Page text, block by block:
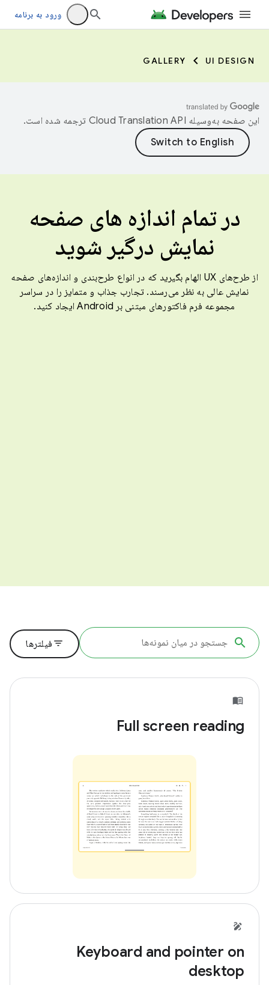
ورود به برنامه
UI DESIGN
GALLERY
این صفحه به‌وسیله ترجمه شده است.
در تمام اندازه های صفحه
نمایش درگیر شوید
از طرح‌های UX الهام بگیرید که در انواع طرح‌بندی و اندازه‌های صفحه
نمایش عالی به نظر می‌رسند. تجارب جذاب و متمایز را در سراسر
مجموعه فرم فاکتورهای مبتنی بر Android ایجاد کنید.
filter_listفیلترها
Full screen reading
Keyboard and pointer on
desktop